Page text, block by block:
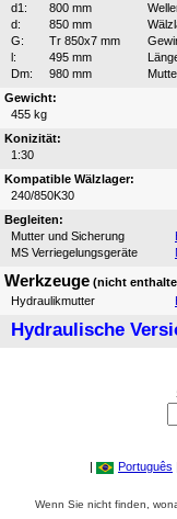
d1:
800 mm
d:
850 mm
G:
Tr 850x7 mm
l:
495 mm
Dm:
980 mm
Gewicht:
455 kg
Konizität:
1:30
Kompatible Wälzlager:
240/850K30
Begleiten:
Mutter und Sicherung
MS Verriegelungsgeräte
Werkzeuge (nicht
Hydraulikmutter
Hydraulische
| Português
Wenn Sie nicht finden,